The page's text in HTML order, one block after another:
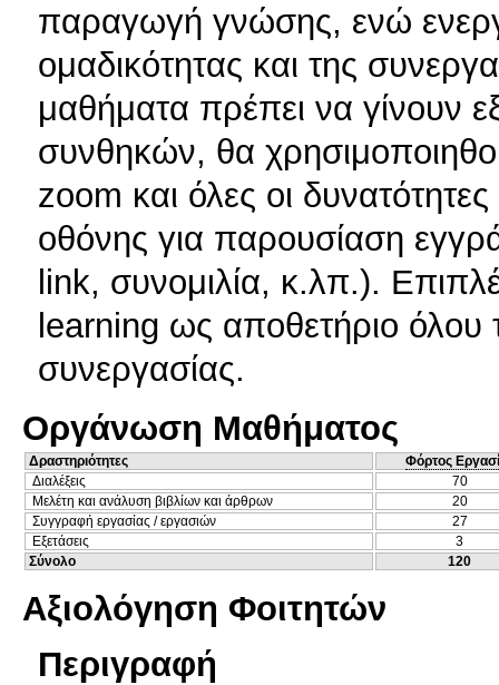
παραγωγή γνώσης, ενώ
ομαδικότητας και της
μαθήματα πρέπει να γίνουν
συνθηκών, θα
zoom και όλες οι
οθόνης για παρουσίαση
link, συνομιλία, κ.λπ.).
learning ως αποθετήριο όλου
συνεργασίας.
Οργάνωση Μαθήματος
Δραστηριότητες
Φόρτος
Διαλέξεις
70
Μελέτη και ανάλυση βιβλίων και άρθρων
20
Συγγραφή εργασίας / εργασιών
27
Εξετάσεις
3
Σύνολο
120
Αξιολόγηση Φοιτητών
Περιγραφή